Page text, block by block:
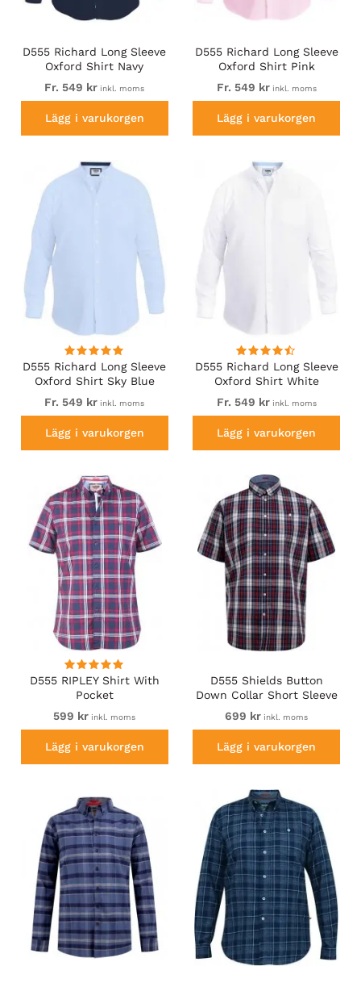
D555 Richard Long Sleeve
Oxford Shirt Navy
Fr. 549 kr inkl. moms
Lägg i varukorgen
D555 Richard Long Sleeve
Oxford Shirt Pink
Fr. 549 krinkl. moms
Lägg i varukorgen
D555 Richard Long Sleeve
Oxford Shirt Sky Blue
Fr. 549 kr inkl. moms
Lägg i varukorgen
D555 Richard Long Sleeve
Oxford Shirt White
Fr. 549 krinkl. moms
Lägg i varukorgen
D555 RIPLEY Shirt With
Pocket
599 kr inkl. moms
Lägg i varukorgen
D555 Shields Button
Down Collar Short Sleeve
Shirt With Pocket Red
Check
699 kr inkl. moms
Lägg i varukorgen